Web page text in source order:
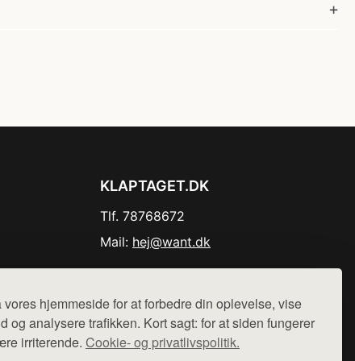
hjemmeside for at forbedre din oplevelse, vise
og analysere trafikken. Kort sagt: for at siden fungerer
irriterende. Cookie- og privatlivspolitik.
KLAPTAGET.DK
Tlf. 78768672
Mail: hej@want.dk